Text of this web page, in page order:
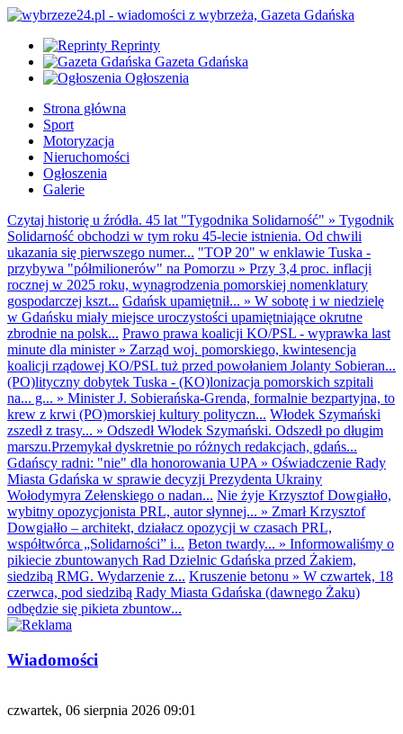
Reprinty
Gazeta Gdańska
Ogłoszenia
Strona główna
Sport
Motoryzacja
Nieruchomości
Ogłoszenia
Galerie
Czytaj historię u źródła. 45 lat "Tygodnika Solidarność" » Tygodnik
Solidarność obchodzi w tym roku 45-lecie istnienia. Od chwili
ukazania się pierwszego numer... "TOP 20" w enklawie Tuska -
przybywa "półmilionerów" na Pomorzu » Przy 3,4 proc. inflacji
rocznej w 2025 roku, wynagrodzenia pomorskiej nomenklatury
gospodarczej kszt... Gdańsk upamiętnił... » W sobotę i w niedzielę
w Gdańsku miały miejsce uroczystości upamiętniające okrutne
zbrodnie na polsk... Prawo prawa koalicji KO/PSL - wyprawka last
minute dla minister» Zarząd woj. pomorskiego, kwintesencja
koalicji rządowej KO/PSL tuż przed powołaniem Jolanty Sobieran...
(PO)lityczny dobytek Tuska - (KO)lonizacja pomorskich szpitali
na... g... » Minister J. Sobierańska-Grenda, formalnie bezpartyjna, to
krew z krwi (PO)morskiej kultury polityczn... Włodek Szymański
zszedł z trasy... » Odszedł Włodek Szymański. Odszedł po długim
marszu.Przemykał dyskretnie po różnych redakcjach, gdańs...
Gdańscy radni: "nie" dla honorowania UPA » Oświadczenie Rady
Miasta Gdańska w sprawie decyzji Prezydenta Ukrainy
Wołodymyra Zełenskiego o nadan... Nie żyje Krzysztof Dowgiałło,
wybitny opozycjonista PRL, autor słynnej... » Zmarł Krzysztof
Dowgiałło – architekt, działacz opozycji w czasach PRL,
współtwórca „Solidarności” i... Beton twardy... » Informowaliśmy o
pikiecie zbuntowanych Rad Dzielnic Gdańska przed Żakiem,
siedzibą RMG. Wydarzenie z... Kruszenie betonu » W czwartek, 18
czerwca, pod siedzibą Rady Miasta Gdańska (dawnego Żaku)
odbędzie się pikieta zbuntow...
Wiadomości
czwartek, 06 sierpnia 2026 09:01